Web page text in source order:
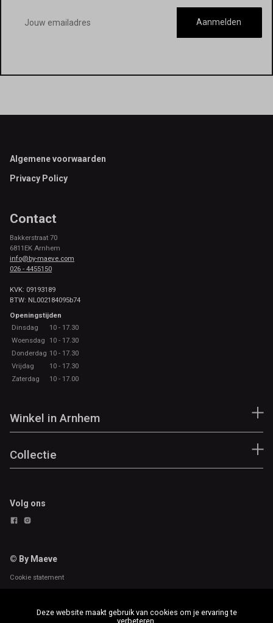
mailadres
Aanmelden
Footer
Algemene voorwaarden
Privacy Policy
Contact
Bakkerstraat 70
6811EK Arnhem
info@by-maeve.com
026 - 4455150
KVK: 09193189
BTW: NL002184095b74
Openingstijden
Dinsdag
10 - 17.30
Woensdag
10 - 17.30
Donderdag 10 - 17.30
Vrijdag
10 - 17.30
Zaterdag
10 - 17.00
Winkel in Arnhem
Collectie
Volg ons
© By Maeve
Cookie statement
Deze website maakt gebruik van cookies om je ervaring te
verbeteren.